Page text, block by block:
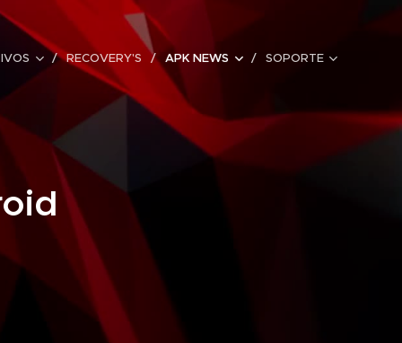
RECOVERY'S APK NEWS SOPORTE